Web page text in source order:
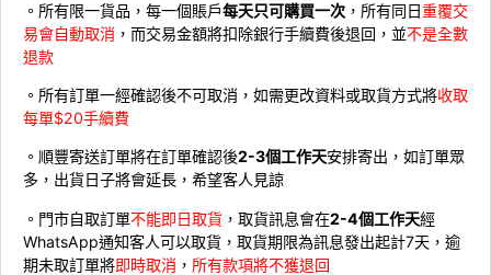
。所有限一貨品，每一個賬戶每天只可購買一次 ，所有同日重覆交
易會自動取消 ，而交易金額將扣除銀行手續費後退回，並不是全數
退款
。所有訂單一經確認後不可取消，如需更改資料或取貨方式將收取
每單$20手續費
。順豐寄送訂單將在訂單確認後2-3個工作天安排寄出，如訂單眾
多，出貨日子將會延長，希望客人見諒
。門市自取訂單不能即日取貨 ，取貨訊息會在2-4個工作天經
WhatsApp通知客人可以取貨，取貨期限為訊息發出起計7天，逾
期未取訂單將即時取消 ， 所有款項將不獲退回